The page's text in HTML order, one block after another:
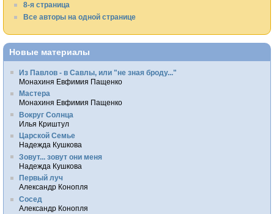
8-я страница
Все авторы на одной странице
Новые материалы
Из Павлов - в Савлы, или "не зная броду..."
Монахиня Евфимия Пащенко
Мастера
Монахиня Евфимия Пащенко
Вокруг Солнца
Илья Криштул
Царской Семье
Надежда Кушкова
Зовут... зовут они меня
Надежда Кушкова
Первый луч
Александр Конопля
Сосед
Александр Конопля